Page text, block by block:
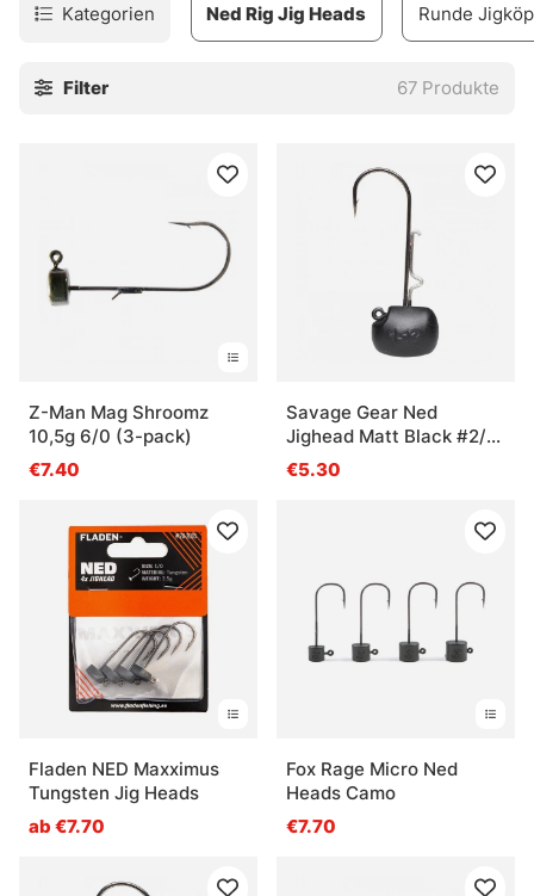
Kategorien Runde
Ned Rig Jig Heads
Filter 67 Produkte
Z-Man Mag Shroomz
10,5g 6/0 (3-pack)
€7.40
Savage Gear Ned
Jighead Matt Black #2/0
7g (3-pack)
€5.30
Fladen NED Maxximus
Tungsten Jig Heads
ab €7.70
Fox Rage Micro Ned
Heads Camo
€7.70